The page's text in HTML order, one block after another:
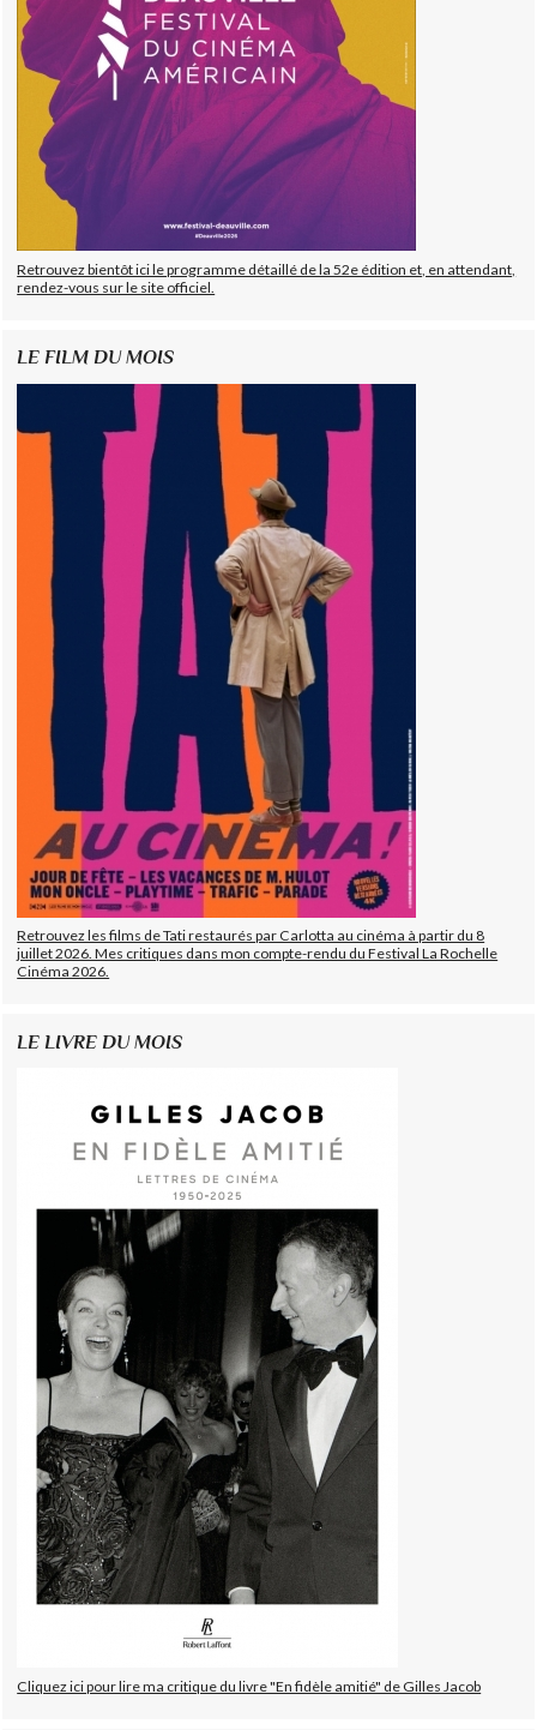
Retrouvez bientôt ici le programme détaillé de la 52e édition et, en attendant,
rendez-vous sur le site officiel.
LE FILM DU MOIS
Retrouvez les films de Tati restaurés par Carlotta au cinéma à partir du 8
juillet 2026. Mes critiques dans mon compte-rendu du Festival La Rochelle
Cinéma 2026.
LE LIVRE DU MOIS
Cliquez ici pour lire ma critique du livre "En fidèle amitié" de Gilles Jacob